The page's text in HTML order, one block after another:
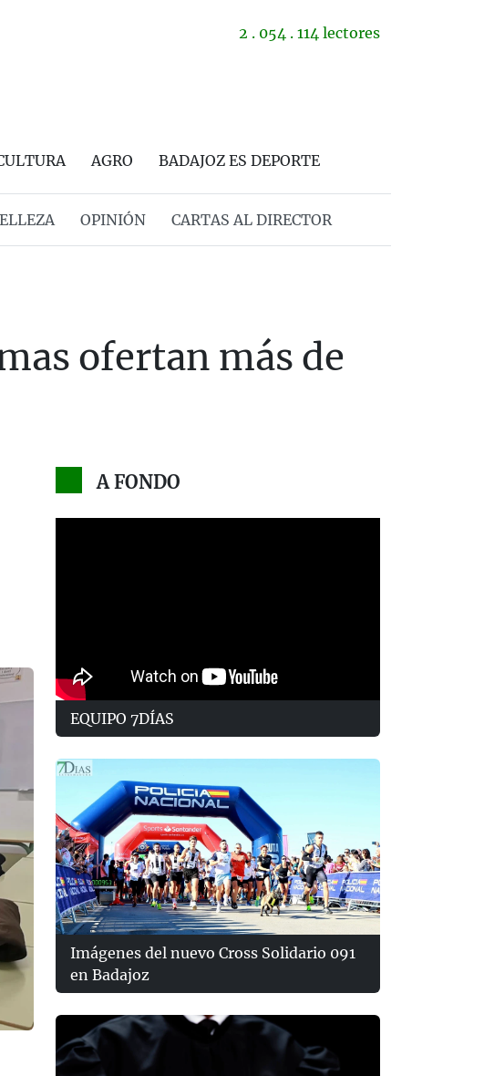
2 . 054 . 114 lectores
AGRO BADAJOZ ES DEPORTE
OPINIÓN CARTAS AL DIRECTOR
ofertan más de
A FONDO
EQUIPO 7DÍAS
Imágenes del nuevo Cross Solidario 091
en Badajoz